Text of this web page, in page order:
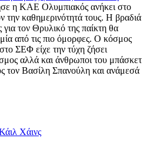
η ΚΑΕ Ολυμπιακός ανήκει στο
την καθημερινότητά τους. Η βραδιά
τον Θρυλικό της παίκτη θα
από τις πιο όμορφες. Ο κόσμος
ΣΕΦ είχε την τύχη ζήσει
αλλά και άνθρωποι του μπάσκετ
τον Βασίλη Σπανούλη και ανάμεσά
Χάινς